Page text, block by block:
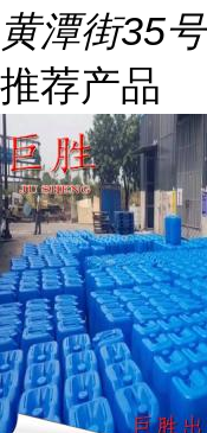
黄潭街35号
推荐产品